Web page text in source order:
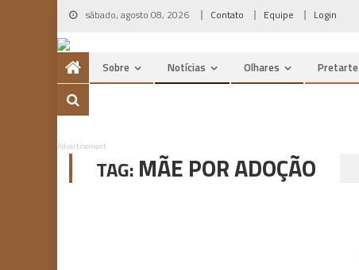
Skip
content
sábado, agosto 08, 2026 Contato Equipe Login
Sobre Notícias Olhares Pretarte
Advertisement
TAG: MÃE POR ADOÇÃO